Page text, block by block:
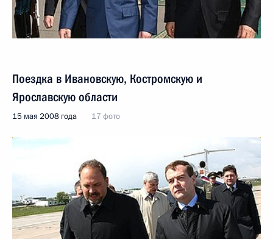
Поездка в Ивановскую, Костромскую и
Ярославскую области
15 мая 2008 года 17 фото